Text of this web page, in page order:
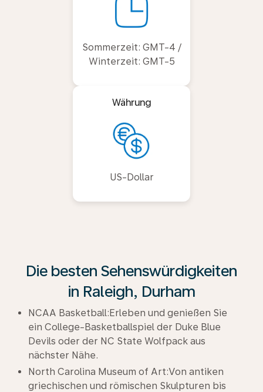
Sommerzeit: GMT-4 /
Winterzeit: GMT-5
Währung
US-Dollar
Die besten Sehenswürdigkeiten
in Raleigh, Durham
NCAA Basketball:Erleben und genießen Sie
ein College-Basketballspiel der Duke Blue
Devils oder der NC State Wolfpack aus
nächster Nähe.
North Carolina Museum of Art:Von antiken
griechischen und römischen Skulpturen bis